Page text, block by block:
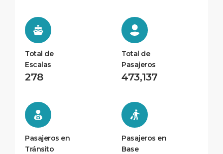
Total de
Escalas
278
Total de
Pasajeros
473,137
Pasajeros en
Tránsito
Pasajeros en
Base